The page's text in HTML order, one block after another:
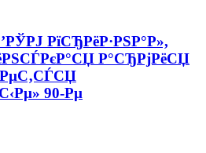
РїСЂРёР·РЅР°Р»,
Р°СЂРјРёСЏ
90-Рµ